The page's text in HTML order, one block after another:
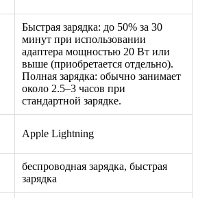
Быстрая зарядка: до 50% за 30
минут при использовании
адаптера мощностью 20 Вт или
выше (приобретается отдельно).
Полная зарядка: обычно занимает
около 2.5–3 часов при
стандартной зарядке.
Apple Lightning
беспроводная зарядка, быстрая
зарядка